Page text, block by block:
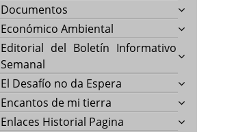
Documentos
Económico Ambiental
Editorial del Boletín Informativo
Semanal
El Desafío no da Espera
Encantos de mi tierra
Enlaces Historial Pagina